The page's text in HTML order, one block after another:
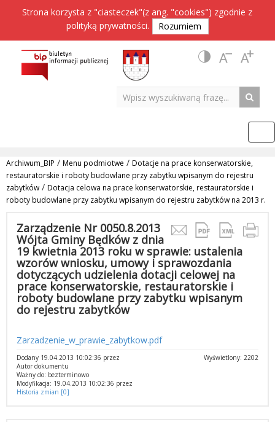
Strona korzysta z "ciasteczek"(z ang. "cookies") zgodnie z
polityką prywatności. Rozumiem
Archiwum_BIP / Menu podmiotwe / Dotacje na prace konserwatorskie,
restauratorskie i roboty budowlane przy zabytku wpisanym do rejestru
zabytków / Dotacja celowa na prace konserwatorskie, restauratorskie i
roboty budowlane przy zabytku wpisanym do rejestru zabytków na 2013 r.
Zarządzenie Nr 0050.8.2013
Wójta Gminy Będków z dnia
19 kwietnia 2013 roku w sprawie: ustalenia
wzorów wniosku, umowy i sprawozdania
dotyczących udzielenia dotacji celowej na
prace konserwatorskie, restauratorskie i
roboty budowlane przy zabytku wpisanym
do rejestru zabytków
Zarzadzenie_w_prawie_zabytkow.pdf
Wyświetlony: 2202
Dodany 19.04.2013 10:02:36 przez
Autor dokumentu
Ważny do: bezterminowo
Modyfikacja: 19.04.2013 10:02:36 przez
Historia zmian [0]